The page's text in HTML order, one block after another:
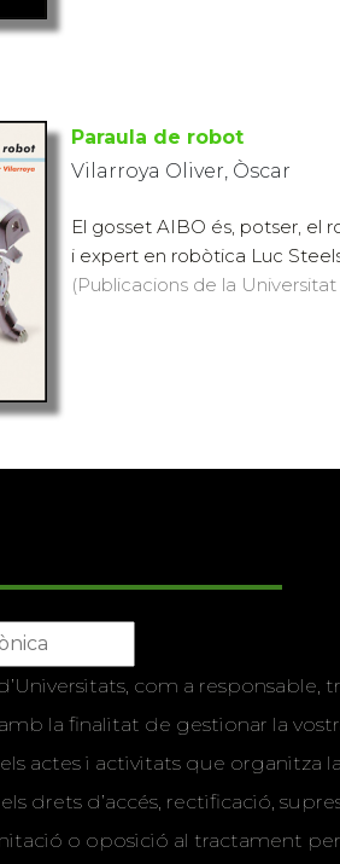
Paraula de robot
Vilarroya Oliver, Òscar
El gosset AIBO és, potser, el
i expert en robòtica Luc
(Publicacions de la Universitat
com a responsable,
la finalitat de gestionar la
actes i activitats que organitza la
drets d’accés, rectificació,
o oposició al tractament